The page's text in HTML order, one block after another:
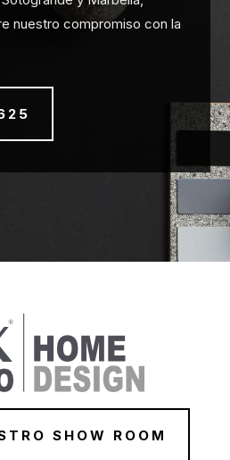
nuestro compromiso con la
SHOW ROOM